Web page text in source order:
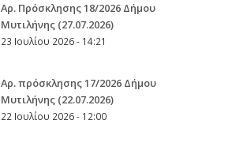
Aρ. Πρόσκλησης 18/2026 Δήμου
Μυτιλήνης (27.07.2026)
23 Ιουλίου 2026 - 14:21
Αρ. πρόσκλησης 17/2026 Δήμου
Μυτιλήνης (22.07.2026)
22 Ιουλίου 2026 - 12:00